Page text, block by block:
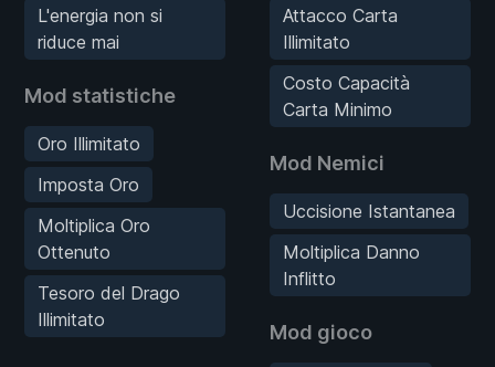
L'energia non si
riduce mai
Mod statistiche
Oro Illimitato
Imposta Oro
Moltiplica Oro
Ottenuto
Tesoro del Drago
Illimitato
Attacco Carta
Illimitato
Costo Capacità
Carta Minimo
Mod Nemici
Uccisione Istantanea
Moltiplica Danno
Inflitto
Mod gioco